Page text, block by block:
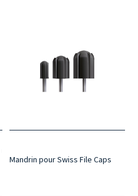
Mandrin pour Swiss File Caps